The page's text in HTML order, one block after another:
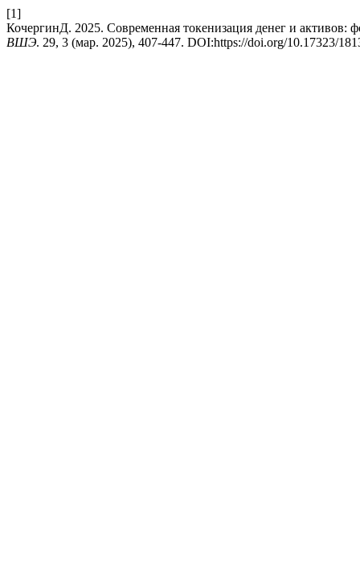
[1]
КочергинД. 2025. Современная токенизация денег и
ВШЭ. 29, 3 (мар. 2025), 407-447. DOI:https://doi.org/10.17323/